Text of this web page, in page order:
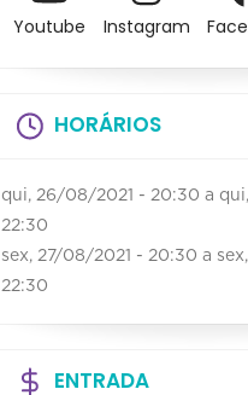
Youtube Instagram
HORÁRIOS
qui, 26/08/2021 - 20:30 a
22:30
sex, 27/08/2021 - 20:30 a
22:30
ENTRADA